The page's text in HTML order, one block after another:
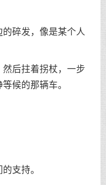
碎发，像是某个人
后拄着拐杖，一步
候的那辆车。
支持。